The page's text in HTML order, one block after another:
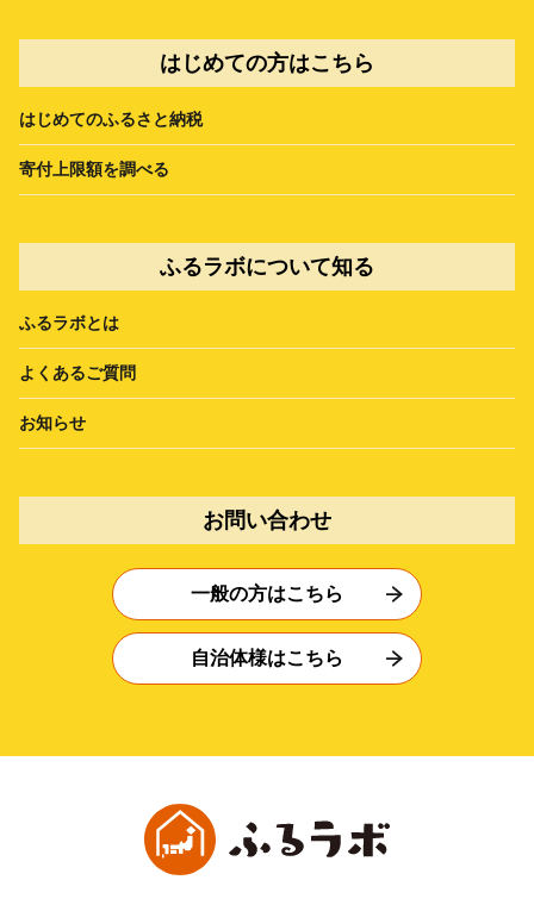
はじめての方はこちら
はじめてのふるさと納税
寄付上限額を調べる
ふるラボについて知る
ふるラボとは
よくあるご質問
お知らせ
お問い合わせ
一般の方はこちら
自治体様はこちら